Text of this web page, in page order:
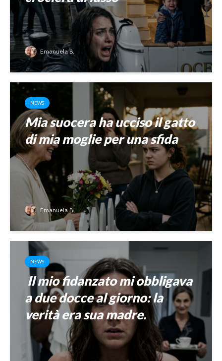
Emanuela B.
NEWS
Mia suocera ha ucciso il gatto
di mia moglie per una sfida
Emanuela B.
NEWS
Il mio fidanzato mi obbligava
a due docce al giorno: la
verità era sua madre.